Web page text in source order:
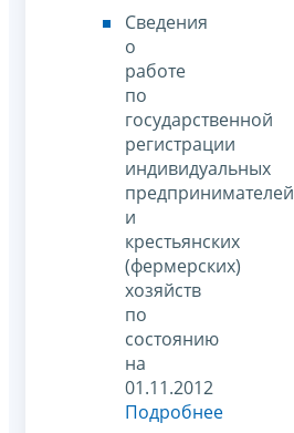
Сведения
о
работе
по
государственной
регистрации
индивидуальных
предпринимателей
и
крестьянских
(фермерских)
хозяйств
по
состоянию
на
01.11.2012
Подробнее